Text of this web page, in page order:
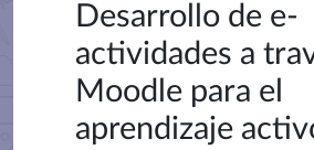
Desarrollo de e-
actividades a
Moodle para el
aprendizaje